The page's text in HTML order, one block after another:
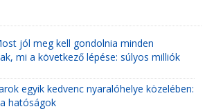
jól meg kell gondolnia minden
mi a következő lépése: súlyos milliók
egyik kedvenc nyaralóhelye közelében:
hatóságok